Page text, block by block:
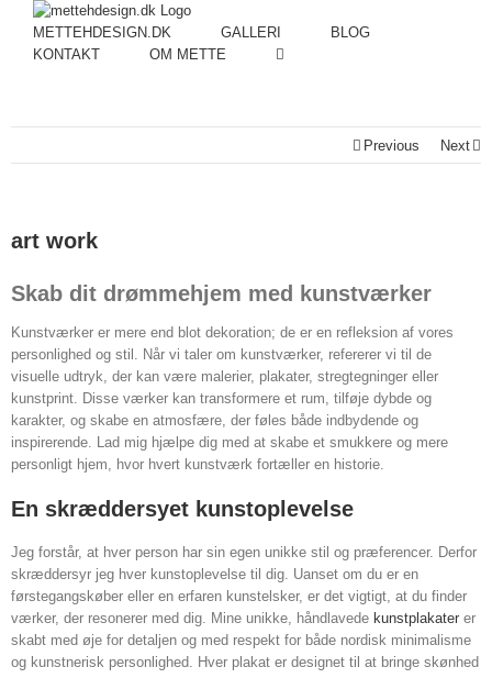
METTEHDESIGN.DK GALLERI
BLOG
KONTAKT
OM METTE
Previous Next
art work
Skab dit drømmehjem med kunstværker
Kunstværker er mere end blot dekoration; de er en refleksion af vores
personlighed og stil. Når vi taler om kunstværker, refererer vi til de
visuelle udtryk, der kan være malerier, plakater, stregtegninger eller
kunstprint. Disse værker kan transformere et rum, tilføje dybde og
karakter, og skabe en atmosfære, der føles både indbydende og
inspirerende. Lad mig hjælpe dig med at skabe et smukkere og mere
personligt hjem, hvor hvert kunstværk fortæller en historie.
En skræddersyet kunstoplevelse
Jeg forstår, at hver person har sin egen unikke stil og præferencer. Derfor
skræddersyr jeg hver kunstoplevelse til dig. Uanset om du er en
førstegangskøber eller en erfaren kunstelsker, er det vigtigt, at du finder
værker, der resonerer med dig. Mine unikke, håndlavede kunstplakater er
skabt med øje for detaljen og med respekt for både nordisk minimalisme
og kunstnerisk personlighed. Hver plakat er designet til at bringe skønhed